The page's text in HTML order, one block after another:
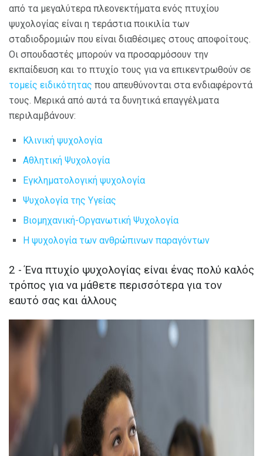
από τα μεγαλύτερα πλεονεκτήματα ενός πτυχίου
ψυχολογίας είναι η τεράστια ποικιλία των
σταδιοδρομιών που είναι διαθέσιμες στους αποφοίτους.
Οι σπουδαστές μπορούν να προσαρμόσουν την
εκπαίδευση και το πτυχίο τους για να επικεντρωθούν σε
τομείς ειδικότητας που απευθύνονται στα ενδιαφέροντά
τους. Μερικά από αυτά τα δυνητικά επαγγέλματα
περιλαμβάνουν:
Κλινική ψυχολογία
Αθλητική Ψυχολογία
Εγκληματολογική ψυχολογία
Ψυχολογία της Υγείας
Βιομηχανική-Οργανωτική Ψυχολογία
Η ψυχολογία των ανθρώπινων παραγόντων
2 - Ένα πτυχίο ψυχολογίας είναι ένας πολύ καλός
τρόπος για να μάθετε περισσότερα για τον
εαυτό σας και άλλους